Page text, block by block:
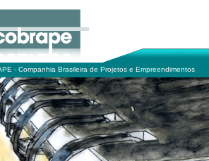
- Companhia Brasileira de Projetos e Empreendimentos